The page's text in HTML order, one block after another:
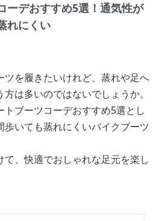
ーデおすすめ5選！通気性が
れにくい
ツを履きたいけれど、蒸れや足へ
は多いのではないでしょうか。
ブーツコーデおすすめ5選とし
歩いても蒸れにくいバイクブーツ
、快適でおしゃれな足元を楽し